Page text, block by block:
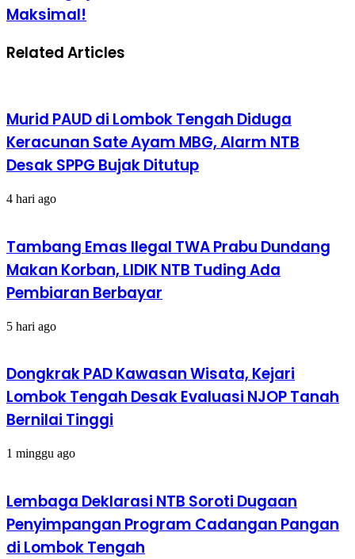
Maksimal!
Related Articles
Murid PAUD di Lombok Tengah Diduga
Keracunan Sate Ayam MBG, Alarm NTB
Desak SPPG Bujak Ditutup
4 hari ago
Tambang Emas Ilegal TWA Prabu Dundang
Makan Korban, LIDIK NTB Tuding Ada
Pembiaran Berbayar
5 hari ago
Dongkrak PAD Kawasan Wisata, Kejari
Lombok Tengah Desak Evaluasi NJOP Tanah
Bernilai Tinggi
1 minggu ago
Lembaga Deklarasi NTB Soroti Dugaan
Penyimpangan Program Cadangan Pangan
di Lombok Tengah